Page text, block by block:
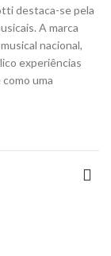
destaca-se pela
A marca
nacional,
experiências
uma